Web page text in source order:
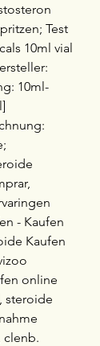
Test
10ml vial
10ml-
- Kaufen
Kaufen
online
steroide